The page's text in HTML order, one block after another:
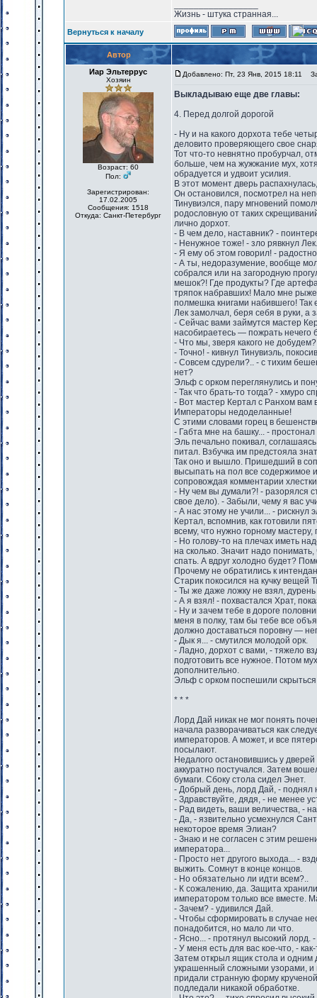
Жизнь - штука странная...
Вернуться к началу
Автор
Иар Эльтеррус
Хозяин
Возраст: 60
Пол:
Зарегистрирован:
17.02.2005
Сообщения: 1518
Откуда: Санкт-Петербург
Добавлено: Пт, 23 Янв, 2015 18:11
Выкладываю еще две главы:
4. Перед долгой дорогой
- Ну и на какого дорхота тебе
деловито проверяющего свое
Тот что-то невнятно пробурчал,
больше, чем на жужжание мух,
обрадуется и удвоит усилия.
В этот момент дверь
Он остановился, посмотрел на
Тинувиэлся, пару мгновений
родословную от таких
лично дорхот.
- В чем дело, наставник? -
- Ненужное тоже! - зло рявкнул Лек.
- Я ему об этом говорил! -
- А ты, недоразумение, вообще
собрался или на загородную
мешок?! Где продукты? Где
тряпок набравших! Мало мне
полмешка книгами набившего! Так
Лек замолчал, беря себя в руки,
- Сейчас вами займутся мастер
насобираетесь — пожрать нечего
- Что мы, зверя какого не
- Точно! - кивнул Тинувиэль,
- Совсем сдурели?.. - с тихим
нет?
Эльф с орком переглянулись и
- Так что брать-то тогда? - хмуро
- Вот мастер Кертал с Ранхом вам
Императоры недоделанные!
С этими словами горец в
- Габта мне на башку... -
Эль печально покивал,
питал. Взбучка им предстояла
Так оно и вышло. Пришедший в
высыпать на пол все содержимое
сопровождая комментарии
- Ну чем вы думали?! - разорялся
свое дело). - Забыли, чему я вас
- А нас этому не учили... - рискнул
Кертал, вспомнив, как готовили
всему, что нужно горному
- Но голову-то на плечах иметь
на сколько. Значит надо
спать. А вдруг холодно будет?
Прочему не обратились к
Старик покосился на кучку вещей
- Ты же даже ложку не взял,
- А я взял! - похвастался Храт,
- Ну и зачем тебе в дороге
меня в полку, там бы тебе все
должно доставаться поровну —
- Дык я... - смутился молодой орк.
- Ладно, дорхот с вами, - тяжело
подготовить все нужное. Потом
дополнительно.
Эльф с орком поспешили скрыться
* * *
Лорд Дай никак не мог понять
начала разворачиваться как
императоров. А может, и все
посылают.
Недалого остановившись у
аккуратно постучался. Затем
бумаги. Сбоку стола сидел Энет.
- Добрый день, лорд Дай, - поднял
- Здравствуйте, дядя, - не менее
- Рад видеть, ваши величества, -
- Да, - язвительно усмехнулся
некоторое время Элиан?
- Знаю и не согласен с этим
императора...
- Просто нет другого выхода... -
выжить. Сомнут в конце концов.
- Но обязательно ли идти всем?..
- К сожалению, да. Защита
императором только все вместе.
- Зачем? - удивился Дай.
- Чтобы сформировать в случае
понадобится, но мало ли что.
- Ясно... - протянул высокий лорд.
- У меня есть для вас кое-что, -
Затем открыл ящик стола и
украшенный сложными узорами, и
придали странную форму
подледали никакой обработке.